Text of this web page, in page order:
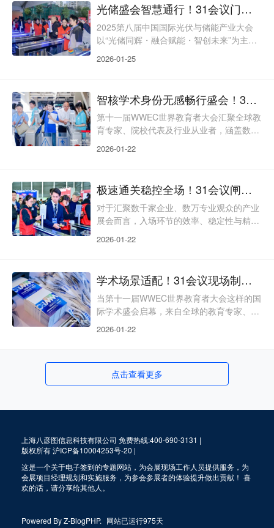
准度、安全性及场景适配性要求颇高。31会
议电子签到凭借核心的现场制证服务，不止
是身份凭证的打印载体，更是深度适配教育
控节点+品牌展示
光储盛会智慧通行！31会议门禁闸机打造展会智慧出入新体验
2025第八届中国国际光伏与储能产业大会
以“光储同辉・融合赋能・智创未来”为主
备馆、系统应用馆等多元场景，汇聚全球
群体跨场景流动。对于这类超大规模产业展
会，入场环节早已不是简单的“通行把关”，
而是影响观展效率与展会国际化口碑的关
出“单纯通行设
2026-01-25
智核学术身份无感畅行盛会！31会议闸机签到焕新教育类会议体验
第十一届WWEC世界教育者大会汇聚全球教
育专家、院校代表及行业从业者，涵盖数十
元、权限划分精细，签到环节的效率与精准
深度适配教育类高端会议的“签到+权限管
理”一体化系统。它以“精准核验、分级管
控、轻量化体验”为核心，衔接会议注册、
统签到“身份混淆
2026-01-22
极速通关稳控全场！31会议闸机签到护航大型产业展会
对于汇聚数千家企业、数万专业观众的产业
展会而言，入场环节的效率、稳定性与精准
第106届中国电子展作为电子信息产业的标
机签到并非普通通行设备，而是深度适配产
业展会场景的“高效通关+精准管控+数据协
同”一体化解决方案。它以硬核性能、多元
有序运转筑牢核
2026-01-22
学术场景适配！31会议现场制证，让教育盛会更具专业质感
当第十一届WWEC世界教育者大会这样的国
际学术盛会启幕，来自全球的教育专家、院
仅是身份凭证，更成为衔接学术交流、区分
议现场制证解决方案，专为教育类高端会议
量身打造，并非通用型制证工具，而是深度
融合学术场景需求的全流程服务——从会前
证、权限关联，每一环都贴合教育会议“角
2026-01-22
点击查看更多
上海八彦图信息科技有限公司 免费热线:400-690-3131 |
版权所有沪ICP备10004253号-20 |
这是一个关于电子签到的专题网站，为会展现场工作人员提供服务，为
会展项目经理规划和实施服务，为参会参展者的体验提升做出贡献！ 喜
欢的话，请分享给其他人。
Powered ByZ-BlogPHP. 网站已运行975天